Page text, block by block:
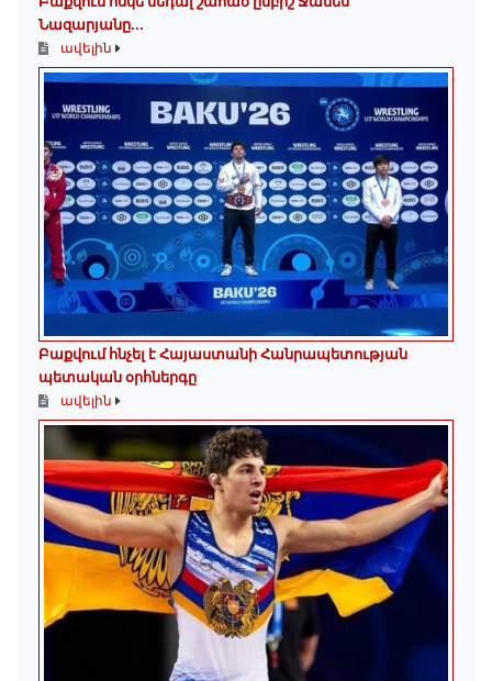
Նազարյանը...
ավելին
Բաքվում հնչել է Հայաստանի Հանրապետության
պետական օրհներգը
ավելին